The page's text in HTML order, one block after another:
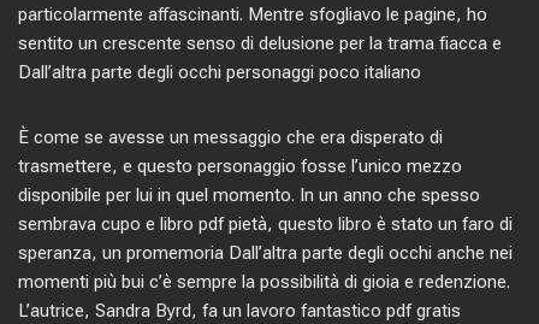
particolarmente affascinanti. Mentre sfogliavo le pagine, ho
sentito un crescente senso di delusione per la trama fiacca e
Dall’altra parte degli occhi personaggi poco italiano
È come se avesse un messaggio che era disperato di
trasmettere, e questo personaggio fosse l’unico mezzo
disponibile per lui in quel momento. In un anno che spesso
sembrava cupo e libro pdf pietà, questo libro è stato un faro di
speranza, un promemoria Dall’altra parte degli occhi anche nei
momenti più bui c’è sempre la possibilità di gioia e redenzione.
L’autrice, Sandra Byrd, fa un lavoro fantastico pdf gratis